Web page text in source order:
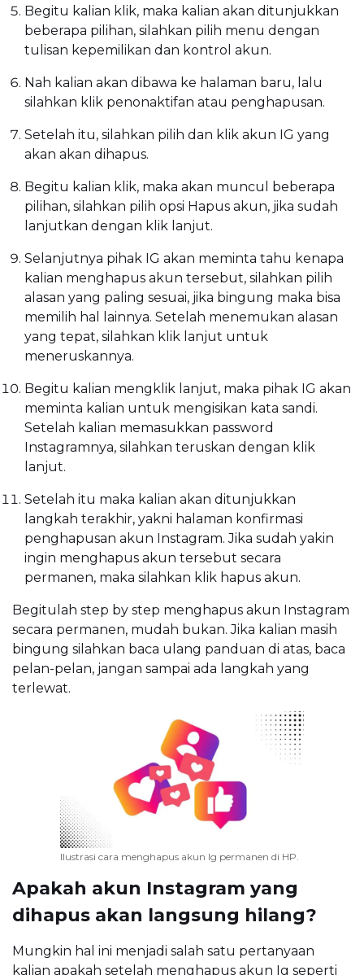
Begitu kalian klik, maka kalian akan ditunjukkan
beberapa pilihan, silahkan pilih menu dengan
tulisan kepemilikan dan kontrol akun.
Nah kalian akan dibawa ke halaman baru, lalu
silahkan klik penonaktifan atau penghapusan.
Setelah itu, silahkan pilih dan klik akun IG yang
akan akan dihapus.
Begitu kalian klik, maka akan muncul beberapa
pilihan, silahkan pilih opsi Hapus akun, jika sudah
lanjutkan dengan klik lanjut.
Selanjutnya pihak IG akan meminta tahu kenapa
kalian menghapus akun tersebut, silahkan pilih
alasan yang paling sesuai, jika bingung maka bisa
memilih hal lainnya. Setelah menemukan alasan
yang tepat, silahkan klik lanjut untuk
meneruskannya.
Begitu kalian mengklik lanjut, maka pihak IG akan
meminta kalian untuk mengisikan kata sandi.
Setelah kalian memasukkan password
Instagramnya, silahkan teruskan dengan klik
lanjut.
Setelah itu maka kalian akan ditunjukkan
langkah terakhir, yakni halaman konfirmasi
penghapusan akun Instagram. Jika sudah yakin
ingin menghapus akun tersebut secara
permanen, maka silahkan klik hapus akun.
Begitulah step by step menghapus akun Instagram
secara permanen, mudah bukan. Jika kalian masih
bingung silahkan baca ulang panduan di atas, baca
pelan-pelan, jangan sampai ada langkah yang
terlewat.
Ilustrasi cara menghapus akun Ig permanen di HP.
Apakah akun Instagram yang
dihapus akan langsung hilang?
Mungkin hal ini menjadi salah satu pertanyaan
kalian apakah setelah menghapus akun Ig seperti